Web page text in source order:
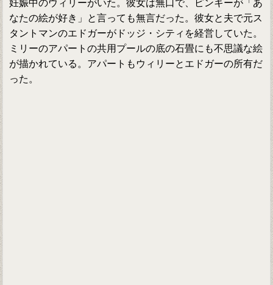
妊娠中のウィリーがいた。彼女は無口で、ピンキーが「あ
なたの絵が好き」と言っても無言だった。彼女と夫で元ス
タントマンのエドガーがドッジ・シティを経営していた。
ミリーのアパートの共用プールの底の石畳にも不思議な絵
が描かれている。アパートもウィリーとエドガーの所有だ
った。